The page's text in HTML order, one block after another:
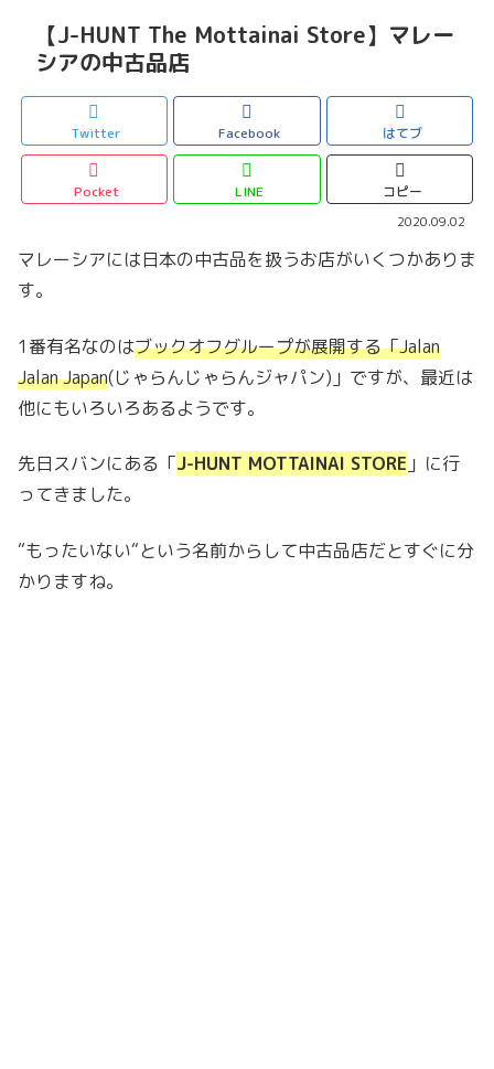
【J-HUNT The Mottainai Store】マレー
シアの中古品店
Twitter Facebook はてブ
Pocket LINE コピー
2020.09.02
マレーシアには日本の中古品を扱うお店がいくつかありま
す。
1番有名なのはブックオフグループが展開する「Jalan
Jalan Japan(じゃらんじゃらんジャパン)」ですが、最近は
他にもいろいろあるようです。
先日スバンにある「J-HUNT MOTTAINAI STORE 」に行
ってきました。
“もったいない“という名前からして中古品店だとすぐに分
かりますね。